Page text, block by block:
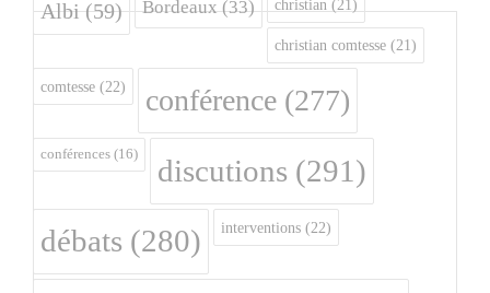
Albi(59) Bordeaux(33) christian (21)
christian comtesse (21)
comtesse (22) conférence (277)
conférences (16) discutions (291)
débats (280) interventions (22)